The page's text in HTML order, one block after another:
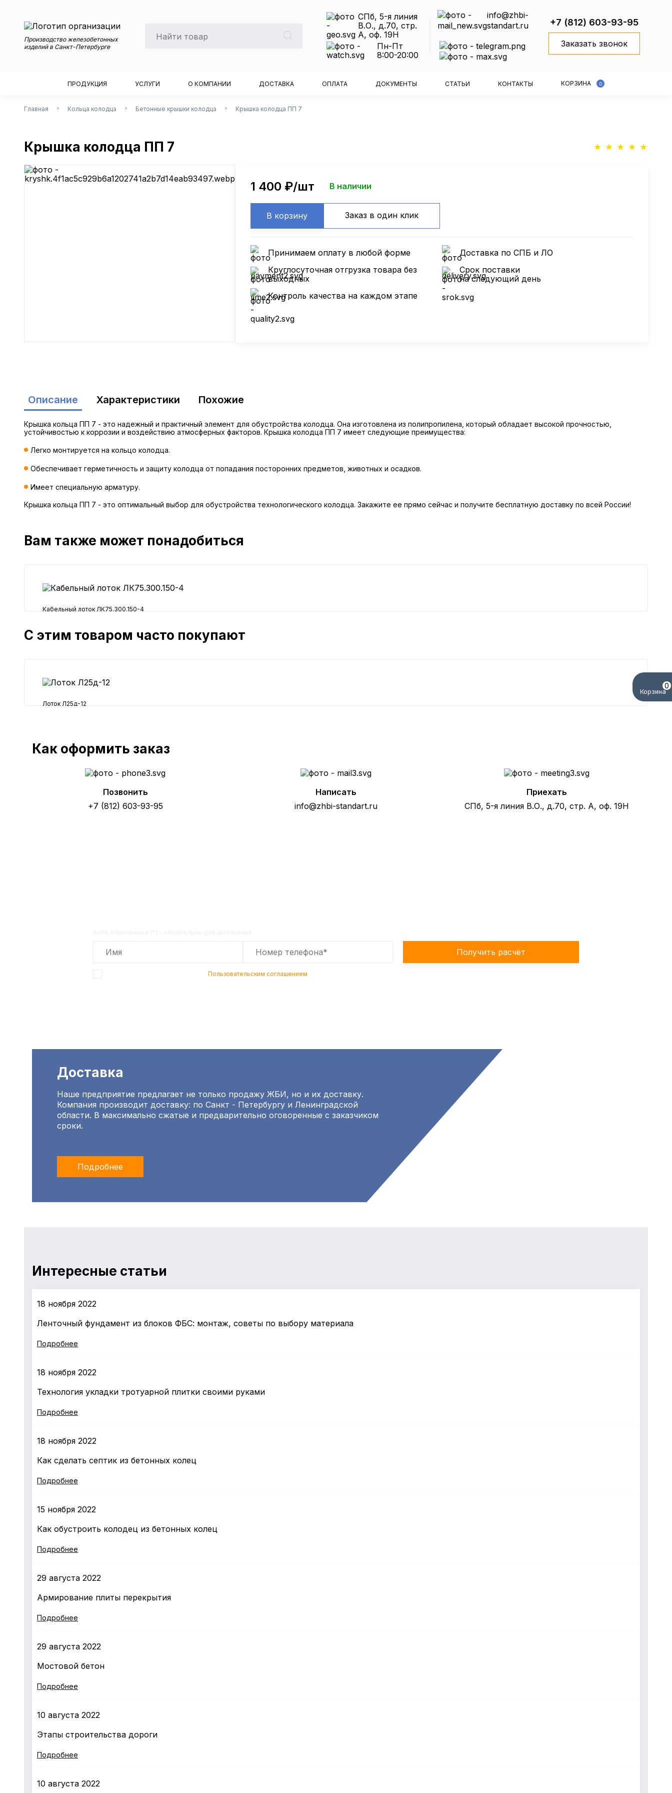
Производство железобетонных
изделий в Санкт-Петербурге
СПб, 5-я линия
В.О., д.70, стр.
А, оф. 19Н
Пн-Пт
8:00-20:00
info@zhbi-
standart.ru
+7 (812) 603-93-95
Заказать звонок
ПРОДУКЦИЯ УСЛУГИ О КОМПАНИИ ДОСТАВКА ОПЛАТА ДОКУМЕНТЫ СТАТЬИ КОНТАКТЫ КОРЗИНА 0
Главная > Кольца колодца > Бетонные крышки колодца > Крышка колодца ПП 7
Крышка колодца ПП 7
1 400 ₽/шт В наличии
В корзину Заказ в один клик
Принимаем оплату в любой форме
Доставка по СПБ и ЛО
Круглосуточная отгрузка товара без
выходных
Срок поставки
на следующий день
Контроль качества на каждом этапе
Описание Характеристики Похожие
Крышка кольца ПП 7 - это надежный и практичный элемент для обустройства колодца. Она изготовлена из полипропилена, который обладает высокой прочностью,
устойчивостью к коррозии и воздействию атмосферных факторов. Крышка колодца ПП 7 имеет следующие преимущества:
Легко монтируется на кольцо колодца.
Обеспечивает герметичность и защиту колодца от попадания посторонних предметов, животных и осадков.
Имеет специальную арматуру.
Крышка кольца ПП 7 - это оптимальный выбор для обустройства технологического колодца. Закажите ее прямо сейчас и получите бесплатную доставку по всей России!
Вам также может понадобиться
Кабельный лоток ЛК75.300.150-4
С этим товаром часто покупают
Лоток Л25д-12
Как оформить заказ
Позвонить
+7 (812) 603-93-95
Написать
info@zhbi-standart.ru
Приехать
СПб, 5-я линия В.О., д.70, стр. А, оф. 19Н
Пользовательским соглашением
Получить расчёт
Доставка
Наше предприятие предлагает не только продажу ЖБИ, но и их доставку.
Компания производит доставку: по Санкт - Петербургу и Ленинградской
области. В максимально сжатые и предварительно оговоренные с заказчиком
сроки.
Подробнее
Интересные статьи
18 ноября 2022
Ленточный фундамент из блоков ФБС: монтаж, советы по выбору материала
Подробнее
18 ноября 2022
Технология укладки тротуарной плитки своими руками
Подробнее
18 ноября 2022
Как сделать септик из бетонных колец
Подробнее
15 ноября 2022
Как обустроить колодец из бетонных колец
Подробнее
29 августа 2022
Армирование плиты перекрытия
Подробнее
29 августа 2022
Мостовой бетон
Подробнее
10 августа 2022
Этапы строительства дороги
Подробнее
10 августа 2022
Корзина
0